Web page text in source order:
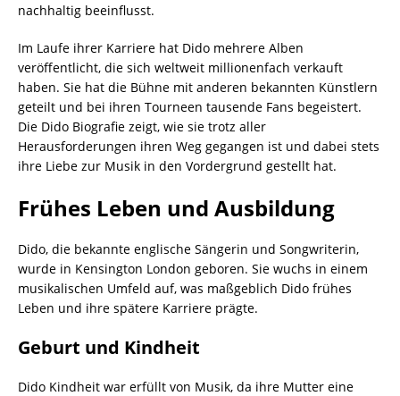
nachhaltig beeinflusst.
Im Laufe ihrer Karriere hat Dido mehrere Alben
veröffentlicht, die sich weltweit millionenfach verkauft
haben. Sie hat die Bühne mit anderen bekannten Künstlern
geteilt und bei ihren Tourneen tausende Fans begeistert.
Die Dido Biografie zeigt, wie sie trotz aller
Herausforderungen ihren Weg gegangen ist und dabei stets
ihre Liebe zur Musik in den Vordergrund gestellt hat.
Frühes Leben und Ausbildung
Dido, die bekannte englische Sängerin und Songwriterin,
wurde in Kensington London geboren. Sie wuchs in einem
musikalischen Umfeld auf, was maßgeblich Dido frühes
Leben und ihre spätere Karriere prägte.
Geburt und Kindheit
Dido Kindheit war erfüllt von Musik, da ihre Mutter eine